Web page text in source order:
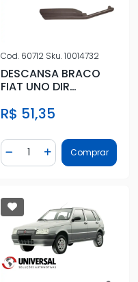
Cod. 60712 Sku.10014732
DESCANSA BRACO
FIAT UNO DIR
ELETRICO
R$ 51,35
Diminuir Quantidade
Quantidade
AdicionarComprar